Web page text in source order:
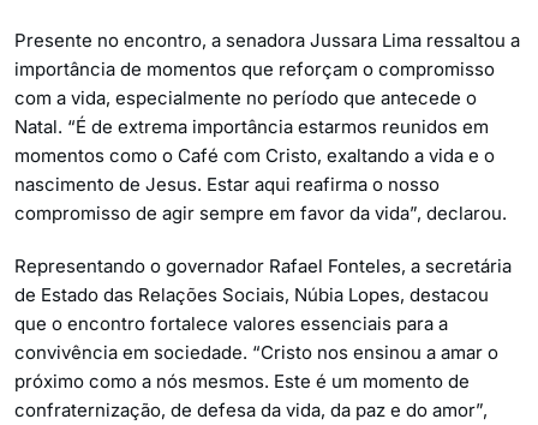
Presente no encontro, a senadora Jussara Lima ressaltou a
importância de momentos que reforçam o compromisso
com a vida, especialmente no período que antecede o
Natal. “É de extrema importância estarmos reunidos em
momentos como o Café com Cristo, exaltando a vida e o
nascimento de Jesus. Estar aqui reafirma o nosso
compromisso de agir sempre em favor da vida”, declarou.
Representando o governador Rafael Fonteles, a secretária
de Estado das Relações Sociais, Núbia Lopes, destacou
que o encontro fortalece valores essenciais para a
convivência em sociedade. “Cristo nos ensinou a amar o
próximo como a nós mesmos. Este é um momento de
confraternização, de defesa da vida, da paz e do amor”,